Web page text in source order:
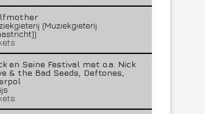
(Muziekgieterij
en Seine Festival met o.a. Nick
& the Bad Seeds, Deftones,